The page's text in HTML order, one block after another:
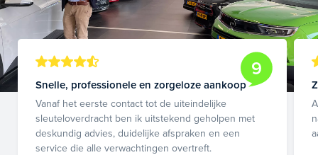
9
Snelle, professionele en zorgeloze aankoop
Vanaf het eerste contact tot de uiteindelijke
sleuteloverdracht ben ik uitstekend geholpen met
deskundig advies, duidelijke afspraken en een
service die alle verwachtingen overtreft.